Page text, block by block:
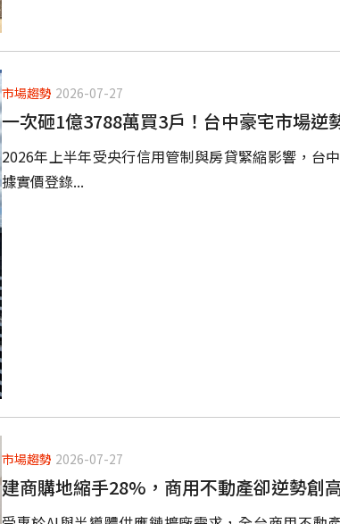
市場趨勢 2026-07-27
一次砸1億3788萬買3戶！台中豪宅市場逆
2026年上半年受央行信用管制與房貸緊縮影響，台
據實價登錄...
市場趨勢 2026-07-27
建商購地縮手28%，商用不動產卻逆勢創